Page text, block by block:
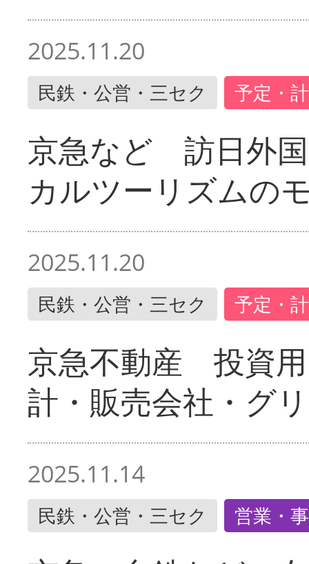
2025.11.20
民鉄・公営・三セク 予定・
京急など 訪日外
カルツーリズムの
2025.11.20
民鉄・公営・三セク 予定・
京急不動産 投資
計・販売会社・グ
2025.11.14
民鉄・公営・三セク 営業・